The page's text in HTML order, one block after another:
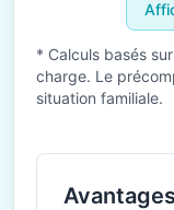
* Calculs basés
charge. Le
situation familiale.